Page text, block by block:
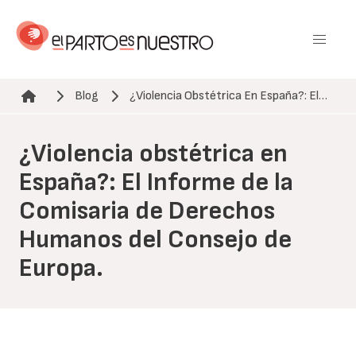
contenido
Ruta de navegación
Blog ¿Violencia Obstétrica En España?: El…
¿Violencia obstétrica en
España?: El Informe de la
Comisaria de Derechos
Humanos del Consejo de
Europa.